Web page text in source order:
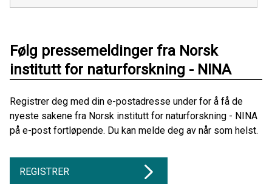
Følg pressemeldinger fra Norsk
institutt for naturforskning - NINA
Registrer deg med din e-postadresse under for å få de
nyeste sakene fra Norsk institutt for naturforskning - NINA
på e-post fortløpende. Du kan melde deg av når som helst.
REGISTRER